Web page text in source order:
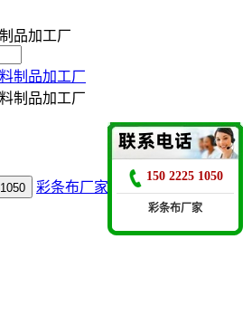
品加工厂
彩条布厂家电话：15022251050
150 2225 1050
彩条布厂家